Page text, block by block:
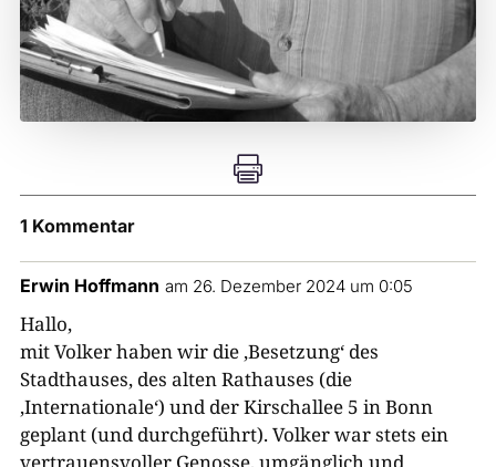

1 Kommentar
Erwin Hoffmann am 26. Dezember 2024 um 0:05
Hallo,
mit Volker haben wir die ‚Besetzung‘ des
Stadthauses, des alten Rathauses (die
‚Internationale‘) und der Kirschallee 5 in Bonn
geplant (und durchgeführt). Volker war stets ein